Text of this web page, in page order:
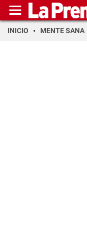
INICIO MENTE SANA